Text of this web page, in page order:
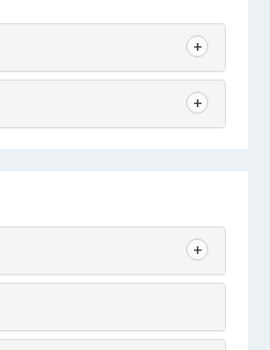
+
+
+